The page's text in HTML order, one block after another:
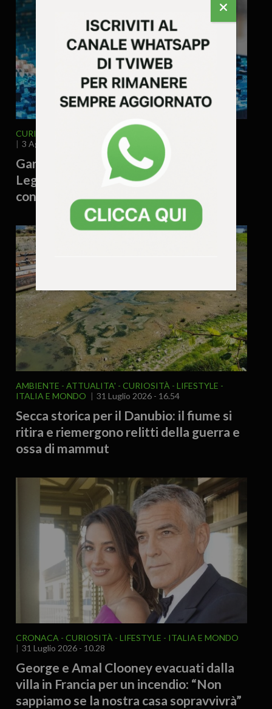
CURIOSITÀ - LIFESTYLE
VENETO
3 Agosto 2026 - 11.20
Gardaland, arriva Laboon in versione
Lego: la balena di One Piece costruita
con oltre 25 mila mattoncini
AMBIENTE ATTUALITA'
CURIOSITÀ - LIFESTYLE
ITALIA E MONDO
31 Luglio 2026 - 16.54
Secca storica per il Danubio: il fiume si
ritira e riemergono relitti della guerra e
ossa di mammut
CRONACA CURIOSITÀ - LIFESTYLE
ITALIA E MONDO
31 Luglio 2026 - 10.28
George e Amal Clooney evacuati dalla
villa in Francia per un incendio: “Non
sappiamo se la nostra casa sopravvivrà”